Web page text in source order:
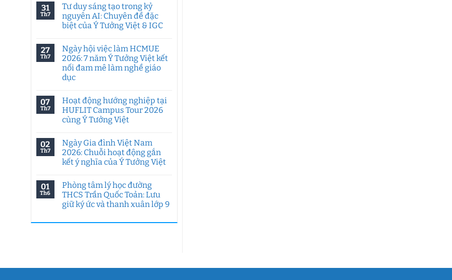
31
Th7
Tư duy sáng tạo trong kỷ
nguyên AI: Chuyên đề đặc
biệt của Ý Tưởng Việt & IGC
bình
luận
ở
Tư
duy
sáng
kỷ
nguyên
AI:
Chuyên
biệt
của
Ý
Tưởng
Việt
27
Th7
Ngày hội việc làm HCMUE
2026: 7 năm Ý Tưởng Việt kết
nối đam mê làm nghề giáo
dục
bình
luận
ở
Ngày
làm
HCMUE
2026:
7
năm
Việt
kết
nối
đam
nghề
07
Th7
Hoạt động hướng nghiệp tại
HUFLIT Campus Tour 2026
cùng Ý Tưởng Việt
bình
luận
ở
Hoạt
nghiệp
tại
HUFLIT
Campus
Tour
cùng
02
Th7
Ngày Gia đình Việt Nam
2026: Chuỗi hoạt động gắn
kết ý nghĩa của Ý Tưởng Việt
bình
luận
ở
Ngày
Gia
Việt
kết
01
Th6
Phòng tâm lý học đường
THCS Trần Quốc Toản: Lưu
giữ ký ức và thanh xuân lớp 9
có